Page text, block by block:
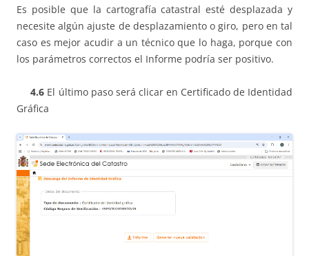
Es posible que la cartografía catastral esté desplazada y
necesite algún ajuste de desplazamiento o giro, pero en tal
caso es mejor acudir a un técnico que lo haga, porque con
los parámetros correctos el Informe podría ser positivo.
4.6 El último paso será clicar en Certificado de Identidad
Gráfica